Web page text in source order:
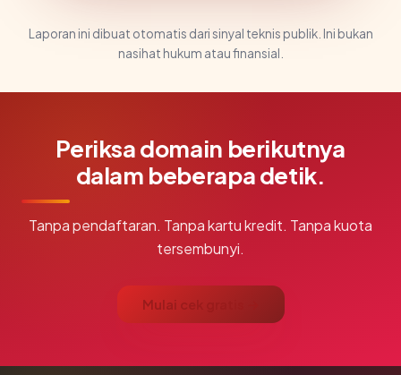
Laporan ini dibuat otomatis dari sinyal teknis publik. Ini bukan
nasihat hukum atau finansial.
Periksa domain berikutnya
dalam beberapa detik.
Tanpa pendaftaran. Tanpa kartu kredit. Tanpa kuota
tersembunyi.
Mulai cek gratis →